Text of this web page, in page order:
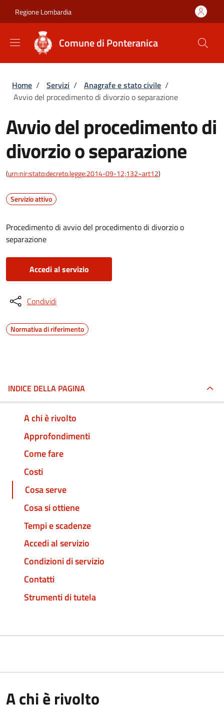
Regione Lombardia
Comune di Ponteranica
Briciole di pane
Home / Servizi / Anagrafe e stato civile /
Avvio del procedimento di divorzio o separazione
Avvio del procedimento di
divorzio o separazione
(urn:nir:stato:decreto.legge:2014-09-12;132~art12)
Servizio attivo
Procedimento di avvio del procedimento di divorzio o
separazione
Accedi al servizio
Condividi
Normativa di riferimento
INDICE DELLA PAGINA
A chi è rivolto
Approfondimenti
Come fare
Costi
Cosa serve
Cosa si ottiene
Tempi e scadenze
Accedi al servizio
Condizioni di servizio
Contatti
Strumenti di tutela
A chi è rivolto